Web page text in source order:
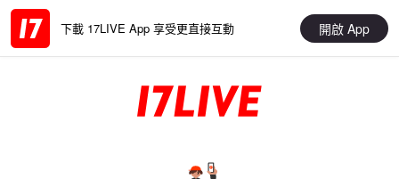
下載 17LIVE App 享受更直接互動 開啟 App